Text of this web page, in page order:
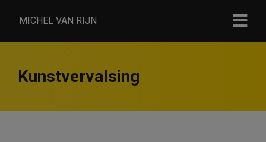
MICHEL VAN RIJN
Kunstvervalsing